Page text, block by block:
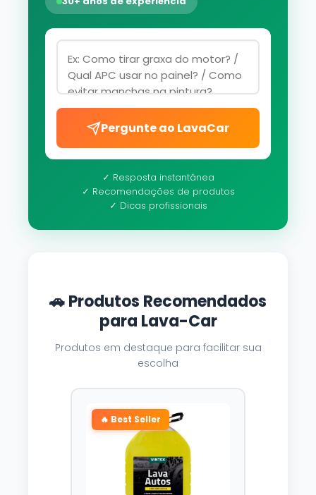
Pergunte ao LavaCar
✓ Resposta instantânea
✓ Recomendações de produtos
✓ Dicas profissionais
🚗 Produtos Recomendados
para Lava-Car
Produtos em destaque para facilitar sua
escolha
🔥 Best Seller